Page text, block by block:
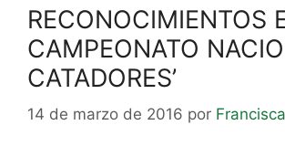
RECONOCIMIENTOS
CAMPEONATO
CATADORES’
14 de marzo de 2016 por